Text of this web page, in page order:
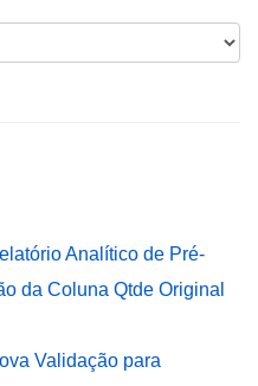
Analítico de Pré-
da Coluna Qtde Original
Validação para